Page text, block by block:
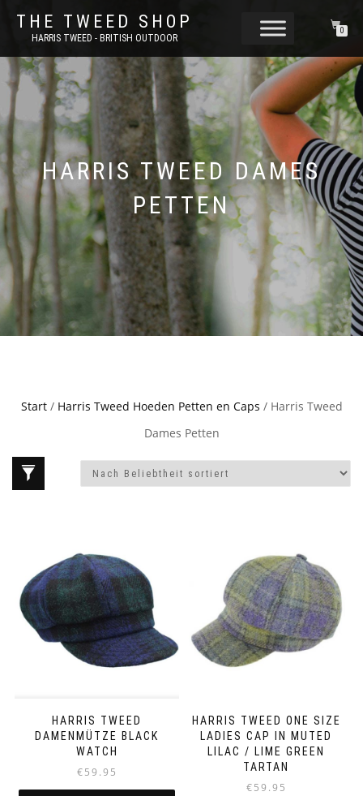
THE TWEED SHOP
HARRIS TWEED - BRITISH OUTDOOR
0
HARRIS TWEED DAMES
PETTEN
Start/ Harris Tweed Hoeden Petten en Caps / Harris Tweed
Dames Petten
HARRIS TWEED
DAMENMÜTZE BLACK
WATCH
€59.95
HARRIS TWEED ONE SIZE
LADIES CAP IN MUTED
LILAC / LIME GREEN
TARTAN
€59.95